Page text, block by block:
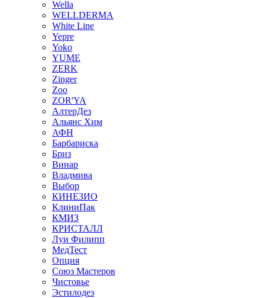
Wella
WELLDERMA
White Line
Yepre
Yoko
YUME
ZERK
Zinger
Zoo
ZOR'YA
АлтерДез
Альянс Хим
АФН
Барбариска
Бриз
Винар
Владмива
Выбор
КИНЕЗИО
КлиниПак
КМИЗ
КРИСТАЛЛ
Луи Филипп
МедТест
Опция
Союз Мастеров
Чистовье
Эстилодез